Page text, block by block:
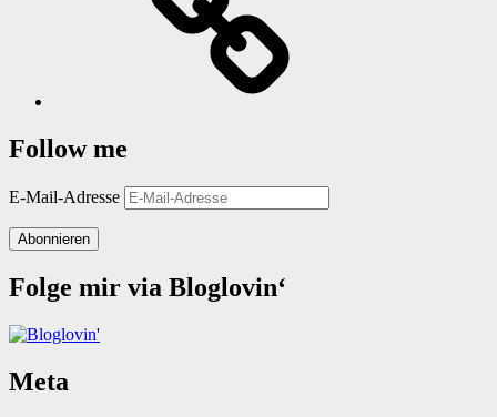
Follow me
E-Mail-Adresse
Abonnieren
Folge mir via Bloglovin‘
Meta